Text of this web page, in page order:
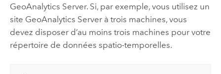
GeoAnalytics Server. Si, par exemple, vous utilisez un
site GeoAnalytics Serverà trois machines, vous
devez disposer d’au moins trois machines pour votre
répertoire de données spatio-temporelles.